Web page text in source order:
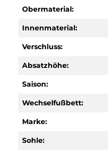
Obermaterial:
Innenmaterial:
Verschluss:
Absatzhöhe:
Saison:
Wechselfußbett:
Marke:
Sohle: